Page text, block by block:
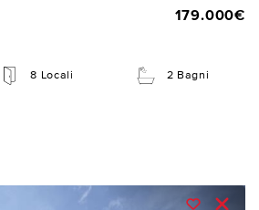
179.000€
8 Locali 2 Bagni